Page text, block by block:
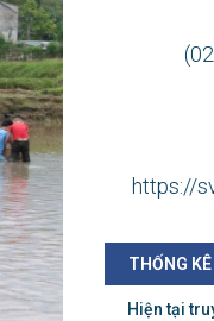
https://
THỐNG
Hiện tại